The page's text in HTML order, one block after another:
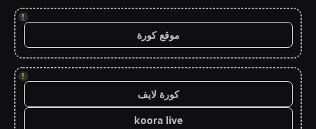
!
موقع كورة
!
كورة لايف
koora live